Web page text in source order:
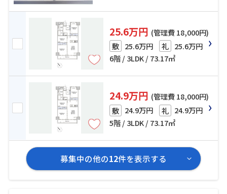
25.6万円 (管理費 18,000円)
敷 25.6万円 礼 25.6万円
6階 / 3LDK / 73.17㎡
24.9万円 (管理費 18,000円)
敷 24.9万円 礼 24.9万円
5階 / 3LDK / 73.17㎡
募集中の他の12件を表示する